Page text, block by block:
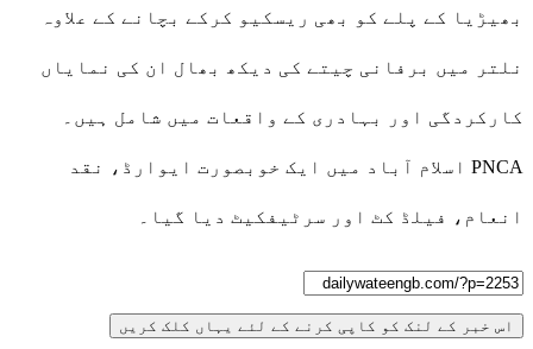
بھیڑیا کے پلے کو بھی ریسکیو کرکے بچانے کے علاوہ
نلتر میں برفانی چیتے کی دیکھ بھال ان کی نمایاں
کارکردگی اور بہادری کے واقعات میں شامل ہیں۔
PNCA اسلام آباد میں ایک خوبصورت ایوارڈ، نقد
انعام، فیلڈ کٹ اور سرٹیفکیٹ دیا گیا۔
اس خبر کے لنک کو کاپی کرنے کے لئے یہاں کلک کریں